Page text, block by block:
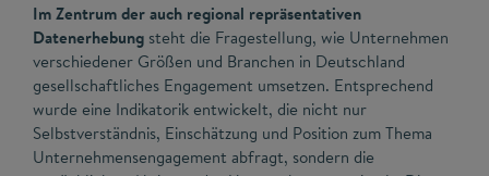
Im Zentrum der auch regional repräsentativen
Datenerhebung steht die Fragestellung, wie Unternehmen
verschiedener Größen und Branchen in Deutschland
gesellschaftliches Engagement umsetzen. Entsprechend
wurde eine Indikatorik entwickelt, die nicht nur
Selbstverständnis, Einschätzung und Position zum Thema
Unternehmensengagement abfragt, sondern die